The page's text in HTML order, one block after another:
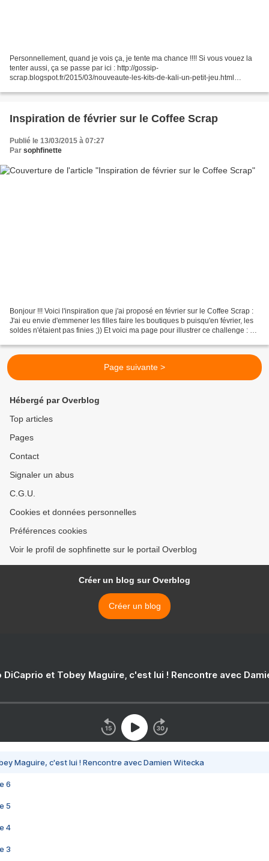
Personnellement, quand je vois ça, je tente ma chance !!!! Si vous vouez la
tenter aussi, ça se passe par ici : http://gossip-
scrap.blogspot.fr/2015/03/nouveaute-les-kits-de-kali-un-petit-jeu.html
Inspiration de février sur le Coffee Scrap
Publié le 13/03/2015 à 07:27
Par sophfinette
Bonjour !!! Voici l'inspiration que j'ai proposé en février sur le Coffee Scrap :
J'ai eu envie d'emmener les filles faire les boutiques b puisqu'en février, les
soldes n'étaient pas finies ;)) Et voici ma page pour illustrer ce challenge : Je
Page suivante >
Hébergé par Overblog
Top articles
Pages
Contact
Signaler un abus
C.G.U.
Cookies et données personnelles
Préférences cookies
Voir le profil de sophfinette sur le portail Overblog
Créer un blog sur Overblog
Créer un blog
DiCaprio et Tobey Maguire, c'est lui ! Rencontre avec
Maguire, c'est lui ! Rencontre avec Damien Witecka
6
5
4
3